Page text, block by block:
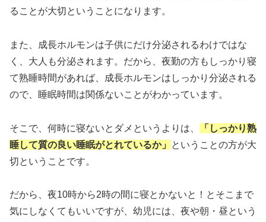
ることが大切ということになります。
また、成長ホルモンは子供にだけ分泌されるわけではな
く、大人も分泌されます。だから、夜勤の方もしっかり寝
て熟睡時間があれば、成長ホルモンはしっかり分泌される
ので、睡眠時間は関係ないことがわかっています。
そこで、何時に寝ないとダメというよりは、
「しっかり熟
睡して質の良い睡眠がとれているか」
ということの方が大
切ということです。
だから、夜10時から2時の間に寝とかないと！とそこまで
気にしなくてもいいですが、幼児には、夜や朝・昼という